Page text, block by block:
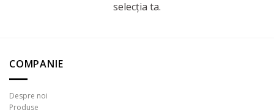
selecția ta.
COMPANIE
Despre noi
Produse